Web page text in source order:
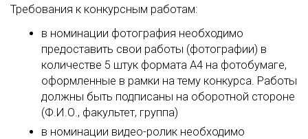
Требования к конкурсным работам:
в номинации фотография необходимо
предоставить свои работы (фотографии) в
количестве 5 штук формата А4 на фотобумаге,
оформленные в рамки на тему конкурса. Работы
должны быть подписаны на оборотной стороне
(Ф.И.О., факультет, группа)
в номинации видео-ролик необходимо